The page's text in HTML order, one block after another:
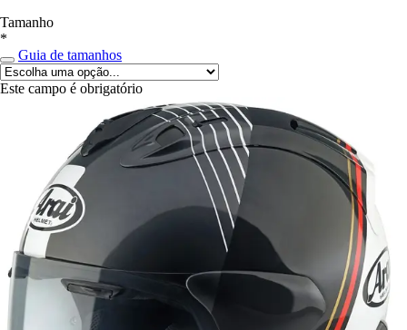
Tamanho
*
Guia de tamanhos
Este campo é obrigatório